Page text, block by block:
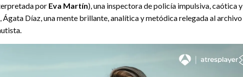
por Eva Martín), una inspectora de policía impulsiva, caótica y
Díaz, una mente brillante, analítica y metódica relegada al archivo